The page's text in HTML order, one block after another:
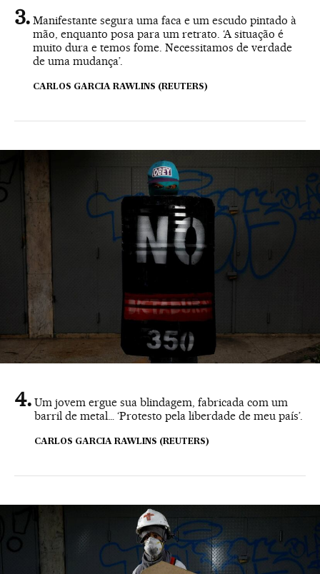
Manifestante segura uma faca e um escudo pintado à
mão, enquanto posa para um retrato. ‘A situação é
muito dura e temos fome. Necessitamos de verdade
de uma mudança’.
CARLOS GARCIA RAWLINS (REUTERS)
Um jovem ergue sua blindagem, fabricada com um
barril de metal… ‘Protesto pela liberdade de meu país’.
CARLOS GARCIA RAWLINS (REUTERS)